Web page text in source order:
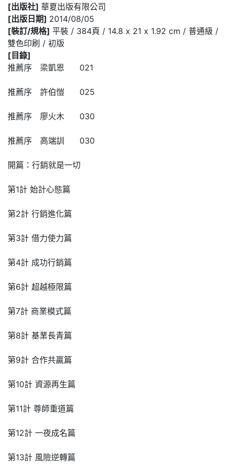
[出版社] 華夏出版有限公司
[出版日期] 2014/08/05
[裝訂/規格] 平裝 / 384頁 / 14.8 x 21 x 1.92 cm / 普通級 /
雙色印刷 / 初版
[目錄]
推薦序 梁凱恩 021
推薦序 許伯愷 025
推薦序 廖火木 030
推薦序 高端訓 030
開篇：行銷就是一切
第1計 始計心態篇
第2計 行銷進化篇
第3計 借力使力篇
第4計 成功行銷篇
第6計 超越極限篇
第7計 商業模式篇
第8計 基業長青篇
第9計 合作共贏篇
第10計 資源再生篇
第11計 尊師重道篇
第12計 一夜成名篇
第13計 風險逆轉篇